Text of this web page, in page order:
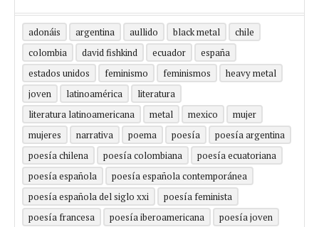
adonáis argentina aullido black metal
chile
colombia
david fishkind ecuador
españa
estados unidos
feminismo feminismos
heavy metal
joven
latinoamérica
literatura
literatura latinoamericana
metal mexico
mujer
mujeres
narrativa poema poesía
poesía argentina
poesía chilena
poesía colombiana
poesía ecuatoriana
poesía española
poesía española contemporánea
poesía española del siglo xxi
poesía feminista
poesía francesa
poesía iberoamericana
poesía joven